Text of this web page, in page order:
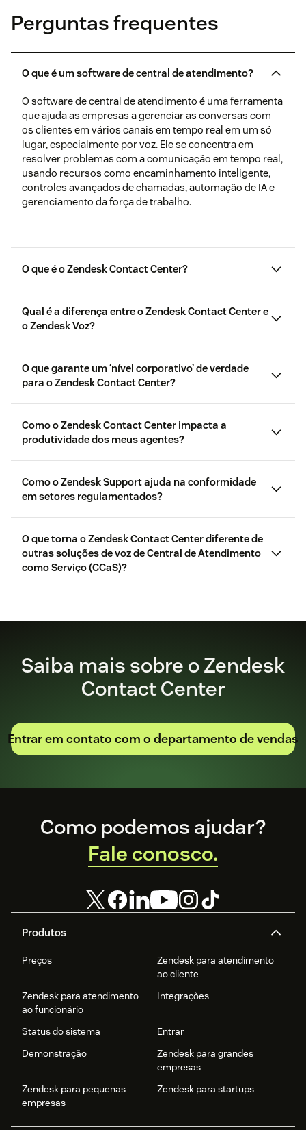
Perguntas frequentes
O que é um software de central de atendimento?
O software de central de atendimento é uma ferramenta
que ajuda as empresas a gerenciar as conversas com
os clientes em vários canais em tempo real em um só
lugar, especialmente por voz. Ele se concentra em
resolver problemas com a comunicação em tempo real,
usando recursos como encaminhamento inteligente,
controles avançados de chamadas, automação de IA e
gerenciamento da força de trabalho.
O que é o Zendesk Contact Center?
Qual é a diferença entre o Zendesk Contact Center e
o Zendesk Voz?
O que garante um ‘nível corporativo’ de verdade
para o Zendesk Contact Center?
Como o Zendesk Contact Center impacta a
produtividade dos meus agentes?
Como o Zendesk Support ajuda na conformidade
em setores regulamentados?
O que torna o Zendesk Contact Center diferente de
outras soluções de voz de Central de Atendimento
como Serviço (CCaS)?
Saiba mais sobre o Zendesk
Contact Center
Entrar em contato com o departamento de vendas
Footer
Produtos
Preços
Zendesk para atendimento
ao cliente
Zendesk para atendimento
ao funcionário
Integrações
Status do sistema
Entrar
Demonstração
Zendesk para grandes
empresas
Zendesk para pequenas
empresas
Zendesk para startups
Como podemos ajudar?
Fale conosco.